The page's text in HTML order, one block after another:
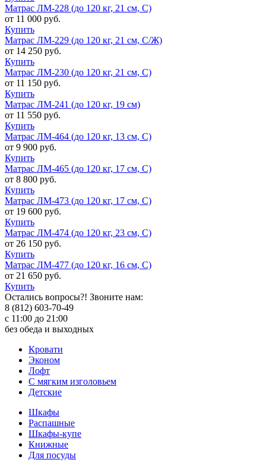
Матрас ЛМ-228 (до 120 кг, 21 см, С)
от 11 000 руб.
Купить
Матрас ЛМ-229 (до 120 кг, 21 см, С/Ж)
от 14 250 руб.
Купить
Матрас ЛМ-230 (до 120 кг, 21 см, С)
от 11 150 руб.
Купить
Матрас ЛМ-241 (до 120 кг, 19 см)
от 11 550 руб.
Купить
Матрас ЛМ-464 (до 120 кг, 13 см, С)
от 9 900 руб.
Купить
Матрас ЛМ-465 (до 120 кг, 17 см, С)
от 8 800 руб.
Купить
Матрас ЛМ-473 (до 120 кг, 17 см, С)
от 19 600 руб.
Купить
Матрас ЛМ-474 (до 120 кг, 23 см, С)
от 26 150 руб.
Купить
Матрас ЛМ-477 (до 120 кг, 16 см, С)
от 21 650 руб.
Купить
Остались вопросы?! Звоните нам:
8 (812) 603-70-49
с 11:00 до 21:00
без обеда и выходных
Кровати
Эконом
Лофт
С мягким изголовьем
Детские
Шкафы
Распашные
Шкафы-купе
Книжные
Для посуды